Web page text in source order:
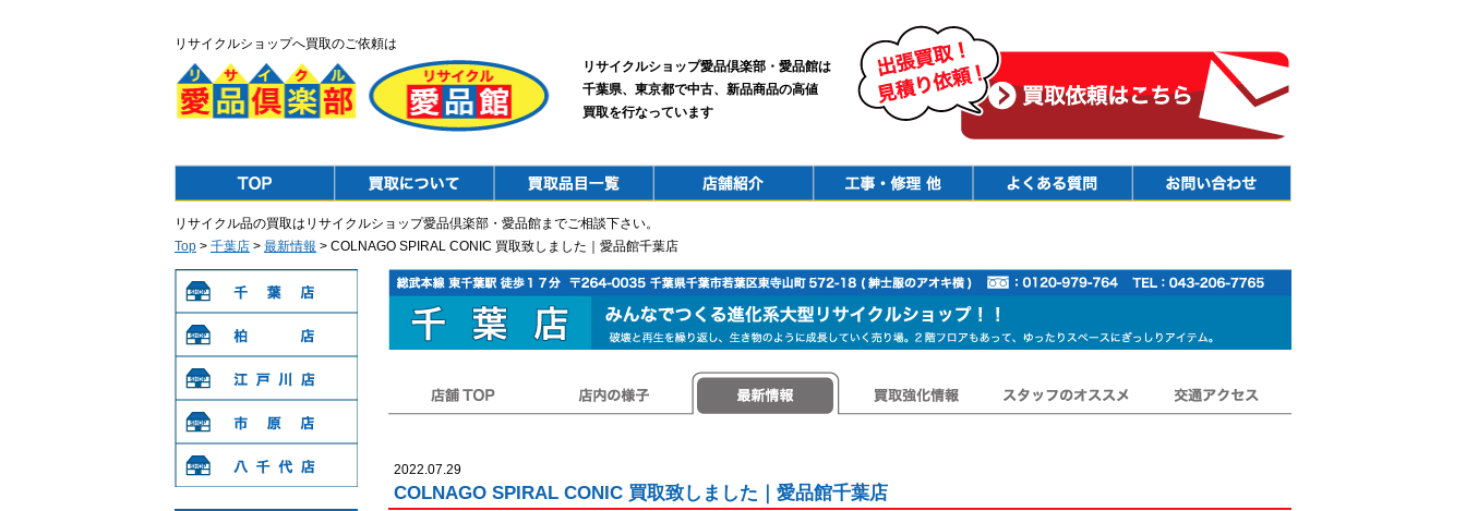
リサイクルショップへ買取のご依頼は
リサイクルショップ愛品倶楽部・愛品館は
千葉県、東京都で中古、新品商品の高値
買取を行なっています
リサイクル品の買取はリサイクルショップ愛品倶楽部・愛品館までご相談下さい。
Top > 千葉店 > 最新情報 > COLNAGO SPIRAL CONIC 買取致しました｜愛品館千葉店
2022.07.29
COLNAGO SPIRAL CONIC 買取致しました｜愛品館千葉店